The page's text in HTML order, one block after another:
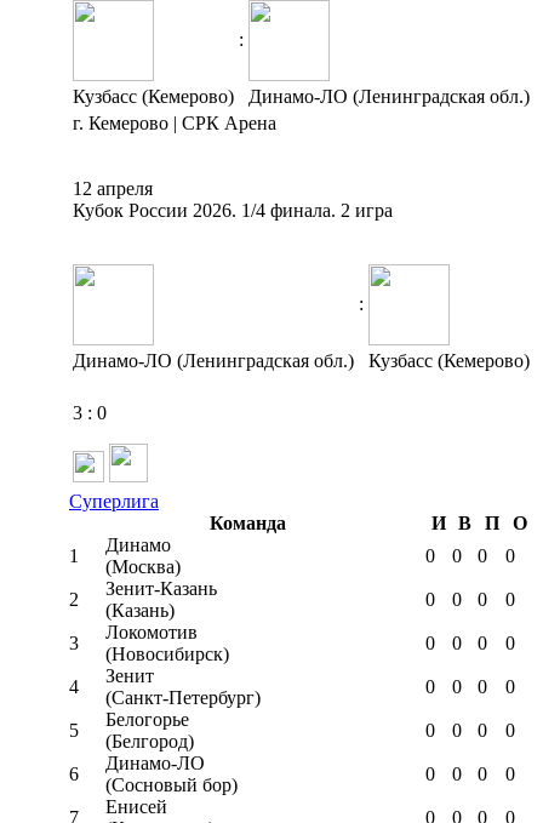
:
Кузбасс (Кемерово)
Динамо-ЛО (Ленинградская обл.)
г. Кемерово | СРК Арена
12 апреля
Кубок России 2026. 1/4 финала. 2 игра
:
Динамо-ЛО (Ленинградская обл.) Кузбасс (Кемерово)
3 : 0
Суперлига
Команда
И В П
О
1
Динамо
(Москва)
0 0 0 0
2
Зенит-Казань
(Казань)
0 0 0 0
3
Локомотив
(Новосибирск)
0 0 0 0
4
Зенит
(Санкт-Петербург)
0 0 0 0
5
Белогорье
(Белгород)
0 0 0 0
6
Динамо-ЛО
(Сосновый бор)
0 0 0 0
7
Енисей
0 0 0 0